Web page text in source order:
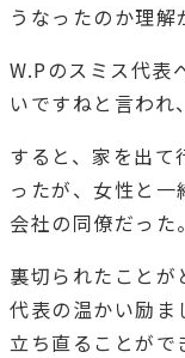
うなったのか理解
W.Pのスミス代表
いですねと言われ
すると、家を出て
ったが、女性と
会社の同僚だった。
裏切られたことが
代表の温かい励ま
立ち直ることがで